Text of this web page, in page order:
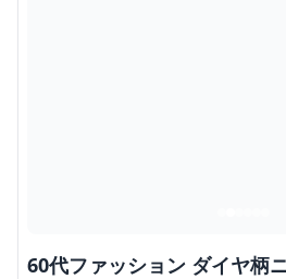
60代ファッション ダイヤ柄